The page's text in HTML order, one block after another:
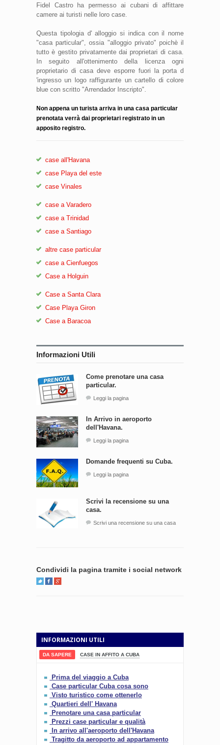
Fidel Castro ha permesso ai cubani di affittare
camere ai turisti nelle loro case.
Questa tipologia d' alloggio si indica con il nome
"casa particular", ossia "alloggio privato" poichè il
tutto è gestito privatamente dai proprietari di casa.
In seguito all'ottenimento della licenza ogni
proprietario di casa deve esporre fuori la porta d
'ingresso un logo raffigurante un cartello di colore
blue con scritto "Arrendador Inscripto".
Non appena un turista arriva in una casa particular
prenotata verrà dai proprietari registrato in un
apposito registro.
case all'Havana
case Playa del este
case Vinales
case a Varadero
case a Trinidad
case a Santiago
altre case particular
case a Cienfuegos
Case a Holguin
Case a Santa Clara
Case Playa Giron
Case a Baracoa
Informazioni Utili
Come prenotare una casa
particular.
Leggi la pagina
In Arrivo in aeroporto
dell'Havana.
Leggi la pagina
Domande frequenti su Cuba.
Leggi la pagina
Scrivi la recensione su una
casa.
Scrivi una recensione su una casa
Condividi la pagina tramite i social network
INFORMAZIONI UTILI
DA SAPERE CASE IN AFFITO A CUBA
Prima del viaggio a Cuba
Case particular Cuba cosa sono
Visto turistico come ottenerlo
Quartieri dell' Havana
Prenotare una casa particular
Prezzi case particular e qualità
In arrivo all'aeroporto dell'Havana
Tragitto da aeroporto ad appartamento